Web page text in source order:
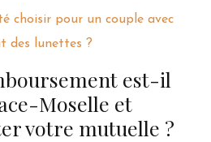
choisir pour un couple avec
des lunettes ?
est-il
Moselle et
votre mutuelle ?